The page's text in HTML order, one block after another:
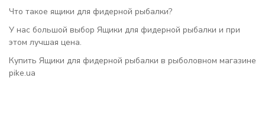
Что такое ящики для фидерной рыбалки?
У нас большой выбор Ящики для фидерной рыбалки и при
этом лучшая цена.
Купить Ящики для фидерной рыбалки в рыболовном магазине
pike.ua